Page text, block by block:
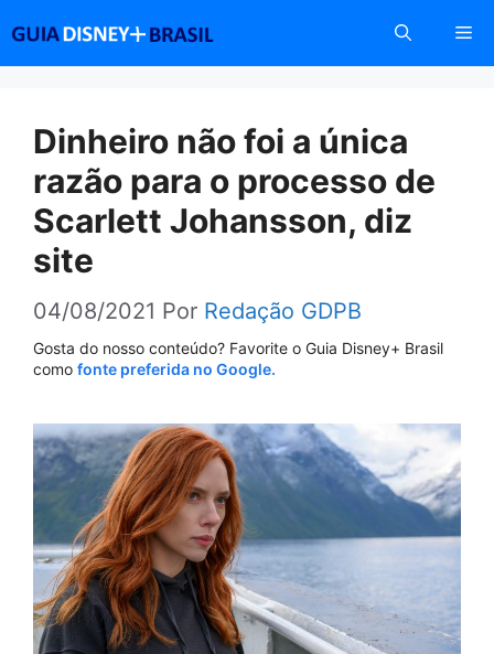
conteúdo
Dinheiro não foi a única
razão para o processo de
Scarlett Johansson, diz
site
04/08/2021 Por Redação GDPB
Gosta do nosso conteúdo? Favorite o Guia Disney+ Brasil
como fonte preferida no Google.